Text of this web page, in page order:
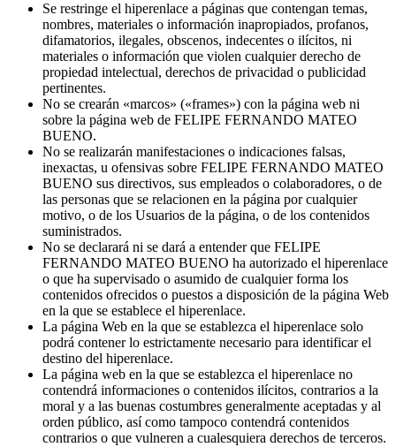
Se restringe el hiperenlace a páginas que contengan temas,
nombres, materiales o información inapropiados, profanos,
difamatorios, ilegales, obscenos, indecentes o ilícitos, ni
materiales o información que violen cualquier derecho de
propiedad intelectual, derechos de privacidad o publicidad
pertinentes.
No se crearán «marcos» («frames») con la página web ni
sobre la página web de FELIPE FERNANDO MATEO
BUENO.
No se realizarán manifestaciones o indicaciones falsas,
inexactas, u ofensivas sobre FELIPE FERNANDO MATEO
BUENO sus directivos, sus empleados o colaboradores, o de
las personas que se relacionen en la página por cualquier
motivo, o de los Usuarios de la página, o de los contenidos
suministrados.
No se declarará ni se dará a entender que FELIPE
FERNANDO MATEO BUENO ha autorizado el hiperenlace
o que ha supervisado o asumido de cualquier forma los
contenidos ofrecidos o puestos a disposición de la página Web
en la que se establece el hiperenlace.
La página Web en la que se establezca el hiperenlace solo
podrá contener lo estrictamente necesario para identificar el
destino del hiperenlace.
La página web en la que se establezca el hiperenlace no
contendrá informaciones o contenidos ilícitos, contrarios a la
moral y a las buenas costumbres generalmente aceptadas y al
orden público, así como tampoco contendrá contenidos
contrarios o que vulneren a cualesquiera derechos de terceros.